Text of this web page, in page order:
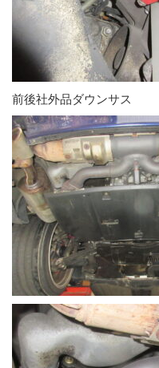
前後社外品ダウンサス